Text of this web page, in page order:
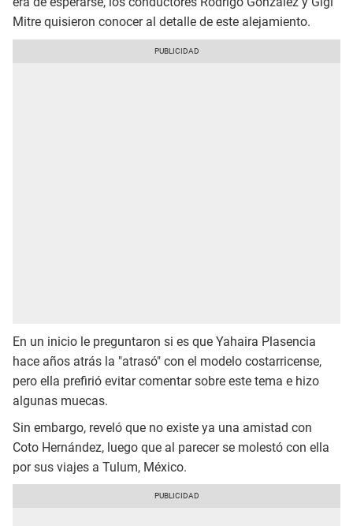
Mitre quisieron conocer al detalle de este alejamiento.
En un inicio le preguntaron si es que Yahaira Plasencia
hace años atrás la "atrasó" con el modelo costarricense,
pero ella prefirió evitar comentar sobre este tema e hizo
algunas muecas.
Sin embargo, reveló que no existe ya una amistad con
Coto Hernández, luego que al parecer se molestó con ella
por sus viajes a Tulum, México.